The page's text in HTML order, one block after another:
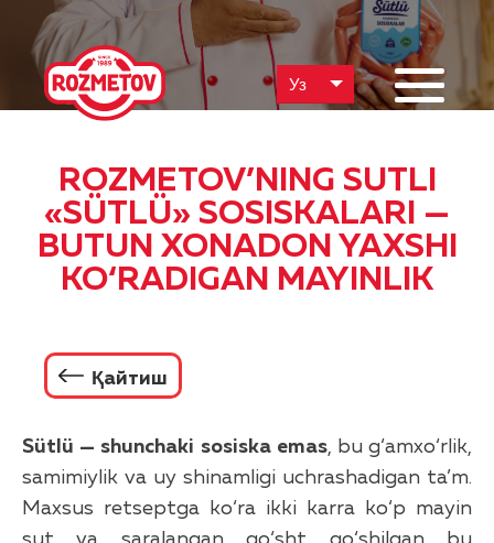
Уз
ROZMETOV’NING SUTLI
«SÜTLÜ» SOSISKALARI —
BUTUN XONADON YAXSHI
KO‘RADIGAN MAYINLIK
Қайтиш
Sütlü — shunchaki sosiska emas, bu g‘amxo‘rlik,
samimiylik va uy shinamligi uchrashadigan ta’m.
Maxsus retseptga ko‘ra ikki karra ko‘p mayin